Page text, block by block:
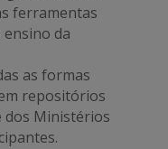
ferramentas
da
as formas
repositórios
dos Ministérios